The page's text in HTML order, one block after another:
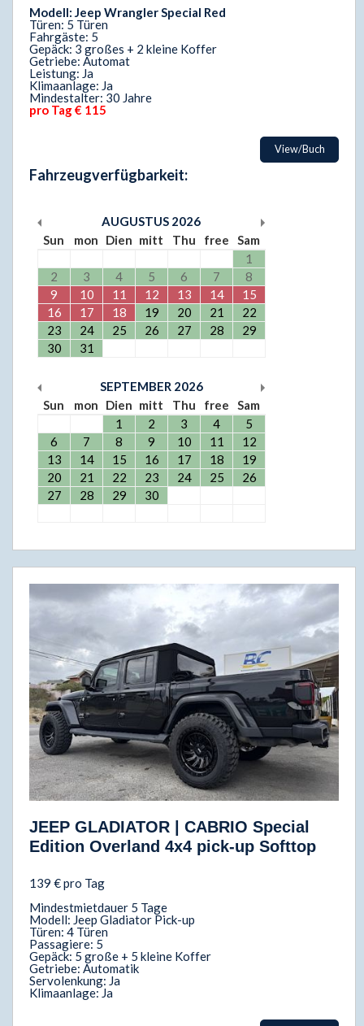
Modell: Jeep Wrangler Special Red
Türen: 5 Türen
Fahrgäste: 5
Gepäck: 3 großes + 2 kleine Koffer
Getriebe: Automat
Leistung: Ja
Klimaanlage: Ja
Mindestalter: 30 Jahre
pro Tag € 115
View/Buch
Fahrzeugverfügbarkeit:
AUGUSTUS 2026
Sun
mon Dien mitt Thu free
Sam
1
2
3 4 5 6 7
8
9
10 11 12 13 14
15
16
17 18 19 20 21
22
23
24 25 26 27 28
29
30
31
SEPTEMBER 2026
Sun
mon Dien mitt Thu free
Sam
1
2 3 4
5
6
7 8 9 10 11
12
13
14 15 16 17 18
19
20
21 22 23 24 25
26
27
28 29 30
JEEP GLADIATOR | CABRIO Special
Edition Overland 4x4 pick-up Softtop
139 € pro Tag
Mindestmietdauer 5 Tage
Modell: Jeep Gladiator Pick-up
Türen: 4 Türen
Passagiere: 5
Gepäck: 5 große + 5 kleine Koffer
Getriebe: Automatik
Servolenkung: Ja
Klimaanlage: Ja